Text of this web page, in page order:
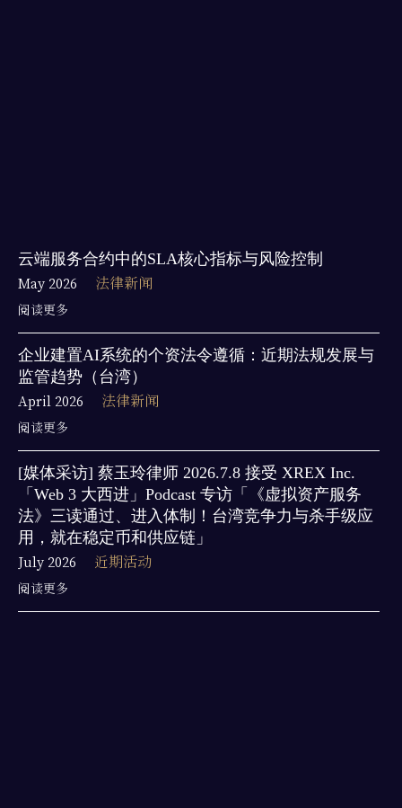
云端服务合约中的SLA核心指标与风险控制
May 2026
法律新闻
阅读更多
企业建置AI系统的个资法令遵循：近期法规发展与
监管趋势（台湾）
April 2026
法律新闻
阅读更多
[媒体采访] 蔡玉玲律师 2026.7.8 接受 XREX Inc.
「Web 3 大西进」Podcast 专访「《虚拟资产服务
法》三读通过、进入体制！台湾竞争力与杀手级应
用，就在稳定币和供应链」
July 2026
近期活动
阅读更多